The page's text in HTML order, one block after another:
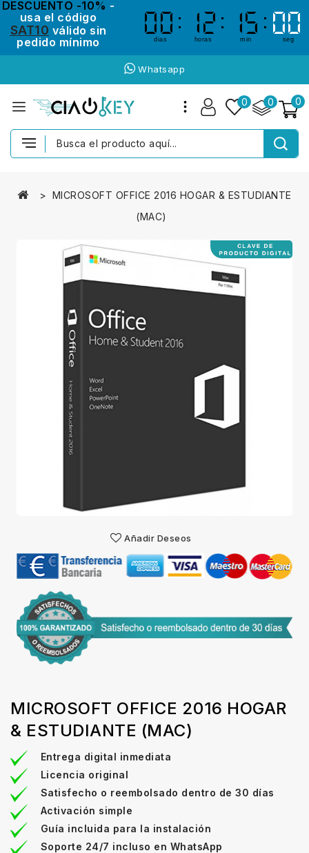
DESCUENTO -10% -
usa el código
SAT10 válido sin
pedido mínimo
00
00
dias
12
12
horas
15
15
min
00
00
seg
Whatsapp
0
0
0
MICROSOFT OFFICE 2016 HOGAR & ESTUDIANTE
(MAC)
Añadir Deseos
MICROSOFT OFFICE 2016 HOGAR
& ESTUDIANTE (MAC)
Entrega digital inmediata
Licencia original
Satisfecho o reembolsado dentro de 30 días
Activación simple
Guía incluida para la instalación
Soporte 24/7 incluso en WhatsApp